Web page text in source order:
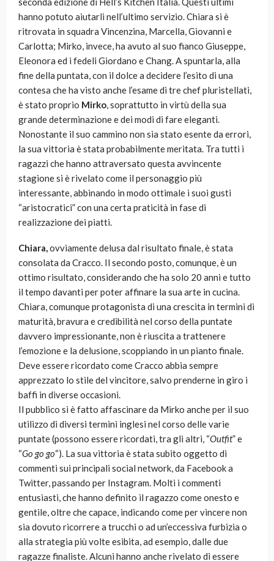
hanno potuto aiutarli nell’ultimo servizio. Chiara si è
ritrovata in squadra Vincenzina, Marcella, Giovanni e
Carlotta; Mirko, invece, ha avuto al suo fianco Giuseppe,
Eleonora ed i fedeli Giordano e Chang. A spuntarla, alla
fine della puntata, con il dolce a decidere l’esito di una
contesa che ha visto anche l’esame di tre chef pluristellati,
è stato proprio Mirko, soprattutto in virtù della sua
grande determinazione e dei modi di fare eleganti.
Nonostante il suo cammino non sia stato esente da errori,
la sua vittoria è stata probabilmente meritata. Tra tutti i
ragazzi che hanno attraversato questa avvincente
stagione si è rivelato come il personaggio più
interessante, abbinando in modo ottimale i suoi gusti
“aristocratici” con una certa praticità in fase di
realizzazione dei piatti.
Chiara,ovviamente delusa dal risultato finale, è stata
consolata da Cracco. Il secondo posto, comunque, è un
ottimo risultato, considerando che ha solo 20 anni e tutto
il tempo davanti per poter affinare la sua arte in cucina.
Chiara, comunque protagonista di una crescita in termini di
maturità, bravura e credibilità nel corso della puntate
davvero impressionante, non è riuscita a trattenere
l’emozione e la delusione, scoppiando in un pianto finale.
Deve essere ricordato come Cracco abbia sempre
apprezzato lo stile del vincitore, salvo prenderne in giro i
baffi in diverse occasioni.
Il pubblico si è fatto affascinare da Mirko anche per il suo
utilizzo di diversi termini inglesi nel corso delle varie
puntate (possono essere ricordati, tra gli altri, “Outfit” e
“Go go go“). La sua vittoria è stata subito oggetto di
commenti sui principali social network, da Facebook a
Twitter, passando per Instagram. Molti i commenti
entusiasti, che hanno definito il ragazzo come onesto e
gentile, oltre che capace, indicando come per vincere non
sia dovuto ricorrere a trucchi o ad un’eccessiva furbizia o
alla strategia più volte esibita, ad esempio, dalle due
ragazze finaliste. Alcuni hanno anche rivelato di essere